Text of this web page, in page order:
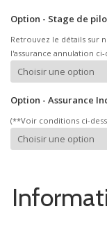
Option - Stage de
Retrouvez le détails sur
l'assurance annulation
Option - Assurance
(**Voir conditions ci-